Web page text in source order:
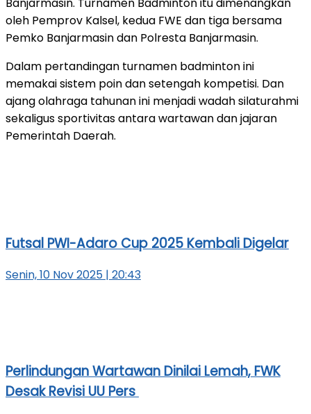
oleh Pemprov Kalsel, kedua FWE dan tiga bersama
Pemko Banjarmasin dan Polresta Banjarmasin.
Dalam pertandingan turnamen badminton ini
memakai sistem poin dan setengah kompetisi. Dan
ajang olahraga tahunan ini menjadi wadah silaturahmi
sekaligus sportivitas antara wartawan dan jajaran
Pemerintah Daerah.
Futsal PWI-Adaro Cup 2025 Kembali Digelar
Senin, 10 Nov 2025 | 20:43
Perlindungan Wartawan Dinilai Lemah, FWK
Desak Revisi UU Pers